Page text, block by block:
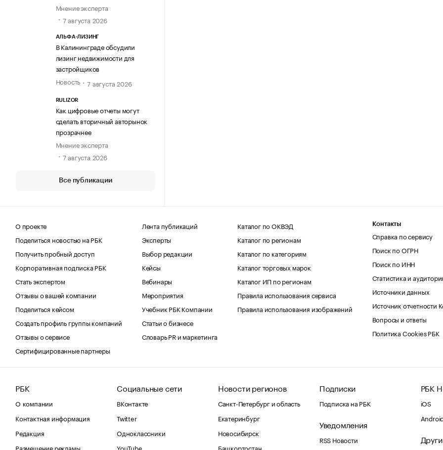
Мнение эксперта
7 августа 2026
АЛЬФА-ЛИЗИНГ
В Калининграде обсудили
лизинг недвижимости для
застройщиков
Новость
7 августа 2026
RULIZOR
Как цифровые отчеты могут
сделать вторичный авторынок
прозрачнее
Мнение эксперта
7 августа 2026
Все публикации
О проекте
Поделиться новостью на РБК
Получить пробный доступ
Корпоративная подписка РБК
Стать экспертом
Отзывы о вашей компании
Поделиться кейсом
Создать профиль группы компаний
Отзывы о сервисе
Сертифицированные партнеры
Лента публикаций
Эксперты
Выбор редакции
Кейсы
Вебинары
Мероприятия
Учебник РБК Компании
Статьи о бизнесе
Словарь PR и маркетинга
Каталог по ОКВЭД
Каталог по регионам
Каталог по категориям
Каталог торговых марок
Каталог ИП по регионам
Правила использования сервиса
Правила использования изображений
Контакты
Справка по сервису
Поиск по ОГРН
Поиск по ИНН
Статистика и
Источники данных
Источник отчетности
Вопросы и ответы
Политика Cookies РБК
РБК
О компании
Контактная информация
Редакция
Размещение рекламы
Социальные сети
ВКонтакте
Twitter
Одноклассники
YouTube
Новости регионов
Санкт-Петербург и область
Екатеринбург
Новосибирск
Башкортостан
Подписки
Подписка на РБК
Уведомления
RSS Новости
РБК
iOS